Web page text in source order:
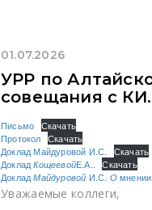
01.07.2026
УРР по
совещания с КИ.
Письмо Скачать
Протокол Скачать
Доклад Майдуровой И.С.
Скачать
ДокладКощеевойЕ.А.. Скачать
ДокладМайдуровой И.С. Омнении
Уважаемые коллеги,